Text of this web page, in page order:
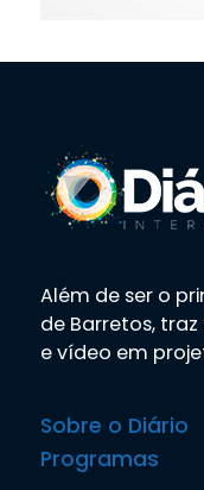
Além de ser o
de Barretos,
e vídeo em
Sobre o Diário
Programas